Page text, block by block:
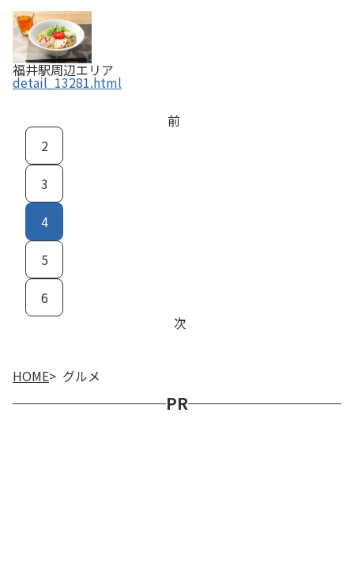
HOME グルメ
福井駅周辺エリア
detail_13281.html
前
2
3
4
5
6
次
PR